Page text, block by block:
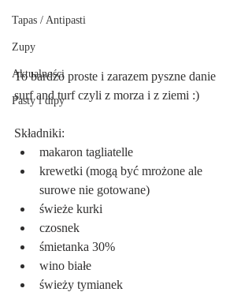
Tapas / Antipasti
Zupy
Aktualności
Pasty i dipy
To bardzo proste i zarazem pyszne danie
surf and turf czyli z morza i z ziemi :)
Składniki:
makaron tagliatelle
krewetki (mogą być mrożone ale
surowe nie gotowane)
świeże kurki
czosnek
śmietanka 30%
wino białe
świeży tymianek